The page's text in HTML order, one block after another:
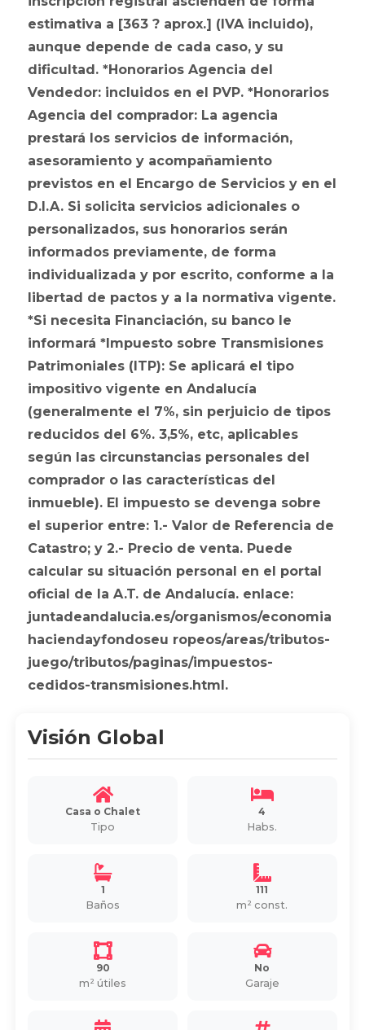
estimativa a [363 ? aprox.] (IVA incluido),
aunque depende de cada caso, y su
dificultad. *Honorarios Agencia del
Vendedor: incluidos en el PVP. *Honorarios
Agencia del comprador: La agencia
prestará los servicios de información,
asesoramiento y acompañamiento
previstos en el Encargo de Servicios y en el
D.I.A. Si solicita servicios adicionales o
personalizados, sus honorarios serán
informados previamente, de forma
individualizada y por escrito, conforme a la
libertad de pactos y a la normativa vigente.
*Si necesita Financiación, su banco le
informará *Impuesto sobre Transmisiones
Patrimoniales (ITP): Se aplicará el tipo
impositivo vigente en Andalucía
(generalmente el 7%, sin perjuicio de tipos
reducidos del 6%. 3,5%, etc, aplicables
según las circunstancias personales del
comprador o las características del
inmueble). El impuesto se devenga sobre
el superior entre: 1.- Valor de Referencia de
Catastro; y 2.- Precio de venta. Puede
calcular su situación personal en el portal
oficial de la A.T. de Andalucía. enlace:
juntadeandalucia.es/organismos/economia
haciendayfondoseu ropeos/areas/tributos-
juego/tributos/paginas/impuestos-
cedidos-transmisiones.html.
Visión Global
Casa o Chalet
Tipo
4
Habs.
1
Baños
111
m² const.
90
m² útiles
No
Garaje